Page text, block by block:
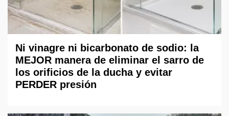
Ni vinagre ni bicarbonato de sodio: la
MEJOR manera de eliminar el sarro de
los orificios de la ducha y evitar
PERDER presión